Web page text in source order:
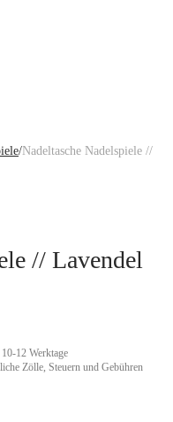
/Nadeltasche Nadelspiele //
// Lavendel
12 Werktage
Zölle, Steuern und Gebühren